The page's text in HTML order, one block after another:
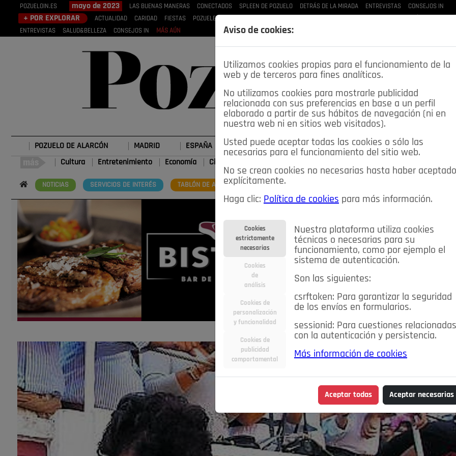
POZUELOIN.ES mayo de 2023 LAS BUENAS MANERAS CONECTADOS SPLEEN DE POZUELO DETRÁS DE LA MIRADA ENTREVISTAS CONSEJOS IN
+ POR EXPLORAR ACTUALIDAD CARIDAD FIESTAS POZUELEROS
ENTREVISTAS
SALUD&BELLEZA CONSEJOS IN MÁS AÚN
POZUELO DE ALARCÓN MADRID ESPAÑA DEPORTES OPINIÓN IN SALUD 🔴 EN DIRECTO
Cultura Entretenimiento Economía Ciencia&Tecnología
NOTICIAS SERVICIOS DE INTERÉS TABLÓN DE ANUNCIOS MIS ANUNCIOS
Aviso de cookies:
Utilizamos cookies propias para el funcionamiento de la
web y de terceros para fines analíticos.
No utilizamos cookies para mostrarle publicidad
relacionada con sus preferencias en base a un perfil
elaborado a partir de sus hábitos de navegación (ni en
nuestra web ni en sitios web visitados).
Usted puede aceptar todas las cookies o sólo las
necesarias para el funcionamiento del sitio web.
No se crean cookies no necesarias hasta haber aceptado
explícitamente.
Haga clic: Política de cookies para más información.
Cookies
estrictamente
necesarias
Cookies
de
análisis
Cookies de
personalización
y funcionalidad
Cookies de
publicidad
comportamental
Nuestra plataforma utiliza cookies
técnicas o necesarias para su
funcionamiento, como por ejemplo el
sistema de autenticación.
Son las siguientes:
csrftoken: Para garantizar la seguridad
de los envíos en formularios.
sessionid: Para cuestiones relacionadas
con la autenticación y persistencia.
Más información de cookies
Aceptar todas Aceptar necesarias